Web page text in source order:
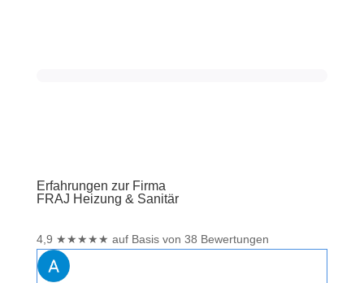
Erfahrungen zur Firma
FRAJ Heizung & Sanitär
4,9 ★★★★★ auf Basis von 38 Bewertungen